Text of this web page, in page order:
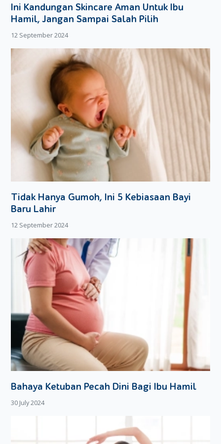
kesehatan, baik itu untuk para ibu hamil maupun janin yang
dikandungnya. Oleh sebab itu, Moms harus senantiasa
menjaga kesehatan yaitu dengan mengkonsumsi berbagai
macam makanan yang sehat seperti buah dan sayur.
Ini Kandungan Skincare Aman Untuk Ibu
Hamil, Jangan Sampai Salah Pilih
12 September 2024
Tidak Hanya Gumoh, Ini 5 Kebiasaan Bayi
Baru Lahir
12 September 2024
Bahaya Ketuban Pecah Dini Bagi Ibu Hamil
30 July 2024